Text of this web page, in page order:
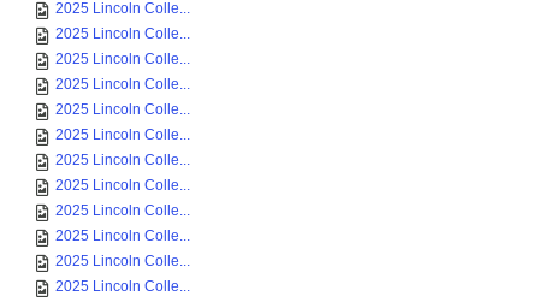
2025 Lincoln Colle...
2025 Lincoln Colle...
2025 Lincoln Colle...
2025 Lincoln Colle...
2025 Lincoln Colle...
2025 Lincoln Colle...
2025 Lincoln Colle...
2025 Lincoln Colle...
2025 Lincoln Colle...
2025 Lincoln Colle...
2025 Lincoln Colle...
2025 Lincoln Colle...